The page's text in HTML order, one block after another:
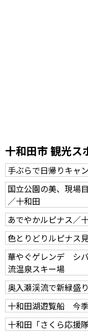
十和田市 観光ス
手ぶらで日帰りキャ
国立公園の美、現場
／十和田
あでやかルピナス／
色とりどりルピナス
華やぐゲレンデ シ
流温泉スキー場
奥入瀬渓流で新緑盛
十和田湖遊覧船 今
十和田「さくら応援